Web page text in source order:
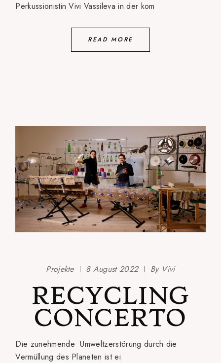
Perkussionistin Vivi Vassileva in der kom
READ MORE
Projekte 8 August 2022 By Vivi
RECYCLING
CONCERTO
Die zunehmende Umweltzerstörung durch die
Vermüllung des Planeten ist ei